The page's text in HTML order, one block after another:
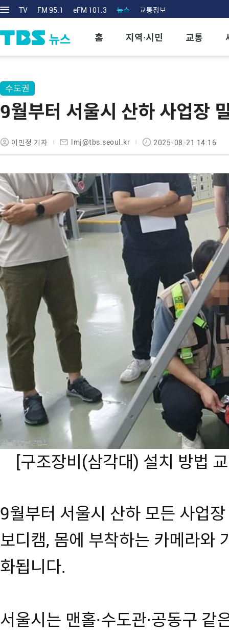
TV FM 95.1 eFM 101.3 뉴스 교통정보
홈 지역·시민 교통
수도권
9월부터 서울시 산하 사업장
이민정 기자 lmj@tbs.seoul.kr 2025-08-21 14:16
[구조장비(삼각대) 설치 방법
9월부터 서울시 산하 모든 사업
보디캠, 몸에 부착하는 카메라와
화됩니다.
서울시는 맨홀·수도관·공동구 같